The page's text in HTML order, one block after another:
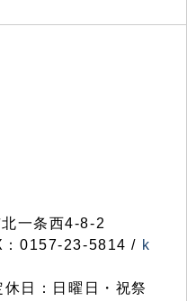
一条西4-8-2
0157-23-5814 / k
日：日曜日・祝祭